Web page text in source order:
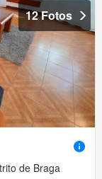
12 Fotos
de Braga